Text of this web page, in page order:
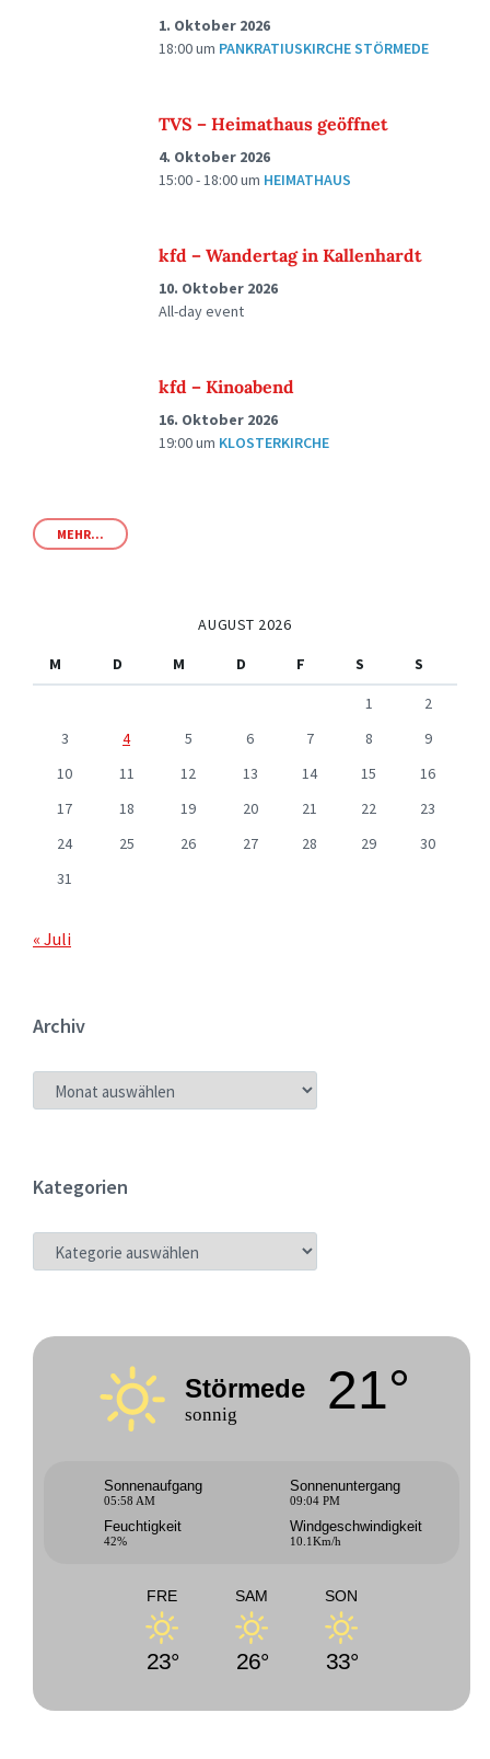
1. Oktober 2026
18:00um PANKRATIUSKIRCHE STÖRMEDE
TVS – Heimathaus geöffnet
4. Oktober 2026
15:00 - 18:00um HEIMATHAUS
kfd – Wandertag in Kallenhardt
10. Oktober 2026
All-day event
kfd – Kinoabend
16. Oktober 2026
19:00um KLOSTERKIRCHE
MEHR...
AUGUST 2026
M
D M D F S
S
1
2
3
4 5 6 7 8
9
10
11 12 13 14 15
16
17
18 19 20 21 22
23
24
25 26 27 28 29
30
31
« Juli
Archiv
ARCHIV
Kategorien
KATEGORIEN
Störmede
sonnig 21°
Sonnenaufgang
05:58 AM
Sonnenuntergang
09:04 PM
Feuchtigkeit
42%
Windgeschwindigkeit
10.1Km/h
FRE
23°
SAM
26°
SON
33°